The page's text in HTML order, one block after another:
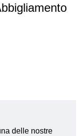
delle nostre